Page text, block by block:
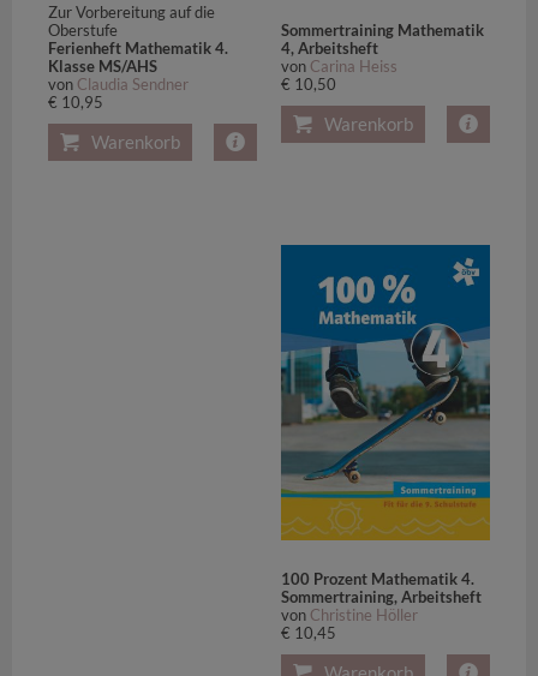
Zur Vorbereitung auf die
Oberstufe
Ferienheft Mathematik 4.
Klasse MS/AHS
von Claudia Sendner
€ 10,95
Warenkorb
Sommertraining Mathematik
4, Arbeitsheft
von Carina Heiss
€ 10,50
Warenkorb
100 Prozent Mathematik 4.
Sommertraining, Arbeitsheft
von Christine Höller
€ 10,45